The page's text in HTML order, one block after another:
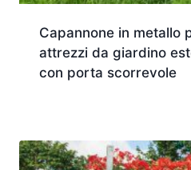
Capannone in metallo
attrezzi da giardino
con porta scorrevole